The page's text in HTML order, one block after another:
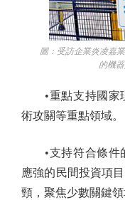
圖：受訪企業炎凌嘉業
的機
•重點支持國家
術攻關等重點領域。
•支持符合條件
應強的民間投資項
頸，聚焦少數關鍵領